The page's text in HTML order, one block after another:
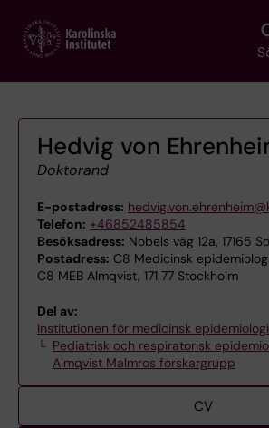
main
Hedvig von
Doktorand
E-postadress:
Telefon: +46852485854
Besöksadress: Nobels väg 12a, 17165
Postadress: C8 Medicinsk
C8 MEB Almqvist, 171 77 Stockholm
Del av:
Institutionen för medicinsk
Pediatrisk och respiratorisk
Almqvist Malmros forskargrupp
CV